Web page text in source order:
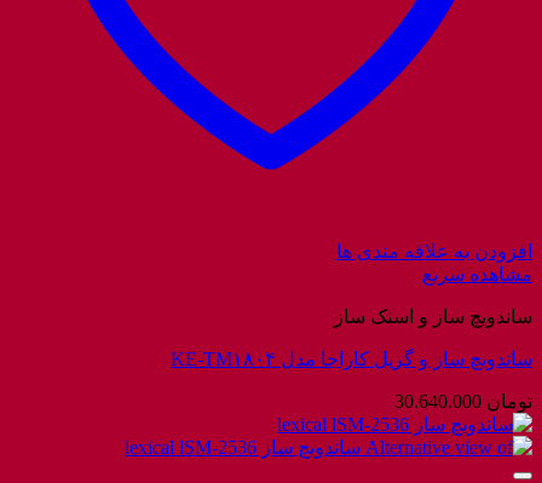
افزودن به علاقه مندی ها
مشاهده سریع
ساندویچ ساز و اسنک ساز
ساندویچ ساز و گریل کاراجا مدل KE-TM۱۸۰۴
تومان